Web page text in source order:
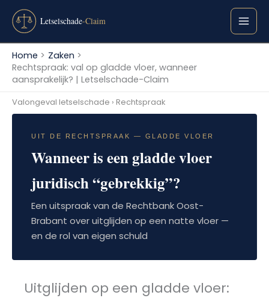
naar
inhoudHome
Zaken
Rechtspraak: val op gladde vloer, wanneer
aansprakelijk? | Letselschade-Claim
Valongeval letselschade › Rechtspraak
UIT DE RECHTSPRAAK — GLADDE VLOER
Wanneer is een gladde vloer
juridisch “gebrekkig”?
Een uitspraak van de Rechtbank Oost-
Brabant over uitglijden op een natte vloer —
en de rol van eigen schuld
Uitglijden op een gladde vloer: